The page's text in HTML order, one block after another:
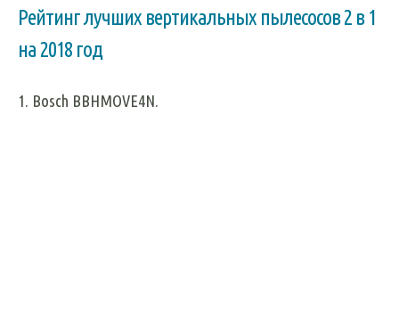
Рейтинг лучших вертикальных пылесосов 2 в 1
на 2018 год
1. Bosch BBHMOVE4N.